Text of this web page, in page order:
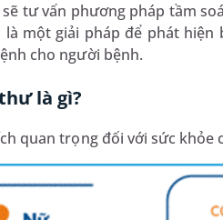
tư vấn phương pháp tầm
một giải pháp để phát
cho người bệnh.
là gì?
quan trọng đối với sức khỏe